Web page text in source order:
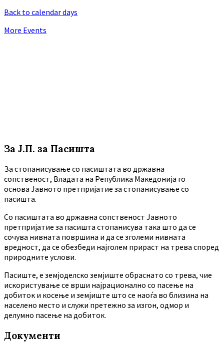
Back to calendar days
More Events
За Ј.П. за Пасишта
За стопанисување со пасиштата во државна
сопственост, Владата на Република Македонија го
основа Јавното претпријатие за стопанисување со
пасишта.
Co пасиштата во државна сопственост Јавното
претпријатие за пасишта стопанисува така што да се
сочува нивната површина и да се зголеми нивната
вредност, да се обезбеди најголем прираст на трева според
природните услови.
Пасиште, е земјоделско земјиште обраснато со трева, чие
искористување се врши најрационално со пасење на
добиток и косење и земјиште што се наоѓа во близина на
населено место и служи претежно за изгон, одмор и
делумно пасење на добиток.
Документи